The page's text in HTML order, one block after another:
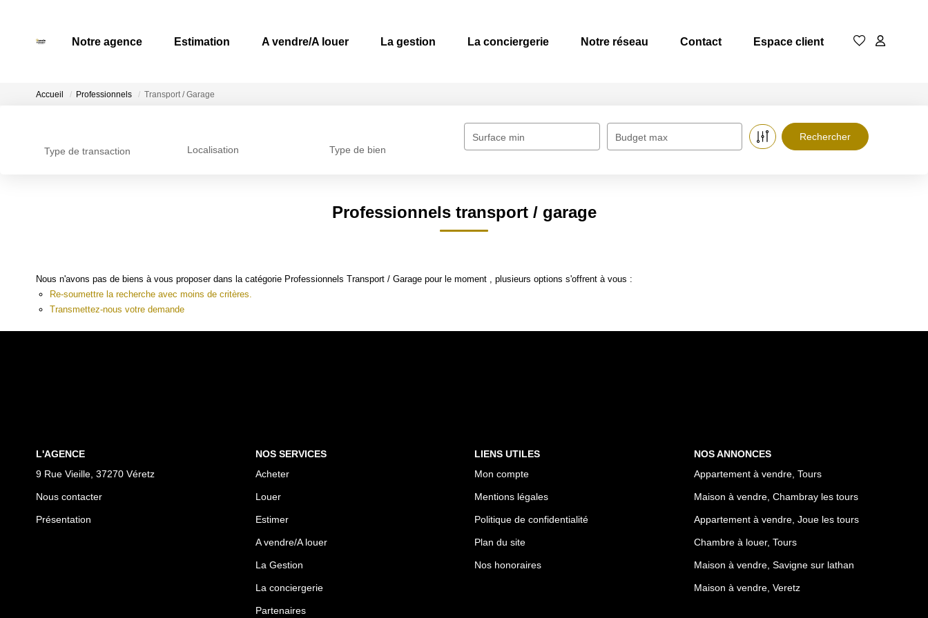
Notre agence Estimation A vendre/A louer La gestion La conciergerie Notre réseau Contact Espace client
Accueil Professionnels Transport / Garage
Type de transaction Localisation Type de bien
Surface min Budget max
Professionnels transport / garage
Nous n'avons pas de biens à vous proposer dans la catégorie Professionnels Transport / Garage pour le moment , plusieurs options s'offrent à vous :
Re-soumettre la recherche avec moins de critères.
Transmettez-nous votre demande
L'AGENCE
9 Rue Vieille, 37270 Véretz
Nous contacter
Présentation
NOS SERVICES
Acheter
Louer
Estimer
A vendre/A louer
La Gestion
La conciergerie
Partenaires
LIENS UTILES
Mon compte
Mentions légales
Politique de confidentialité
Plan du site
Nos honoraires
NOS ANNONCES
Appartement à vendre, Tours
Maison à vendre, Chambray les tours
Appartement à vendre, Joue les tours
Chambre à louer, Tours
Maison à vendre, Savigne sur lathan
Maison à vendre, Veretz